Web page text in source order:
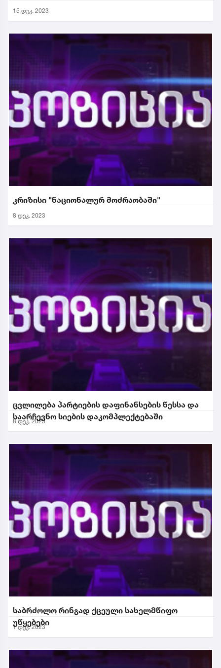
15 დეკ. 2023
კრიზისი "ნაციონალურ მოძრაობაში"
8 დეკ. 2023
ცვლილება პარტიების დაფინანსების წესსა და
საარჩევნო სიების დაკომპლექტებაში
8 დეკ. 2023
საბრძოლო რინგად ქცეული სახელმწიფო
უწყებები
1 დეკ. 2023